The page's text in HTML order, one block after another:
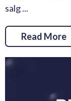
salg ...
Read More